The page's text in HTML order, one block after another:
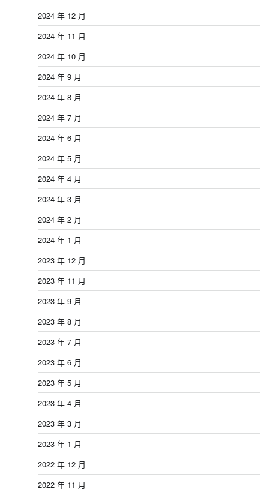
2024 年 12 月
2024 年 11 月
2024 年 10 月
2024 年 9 月
2024 年 8 月
2024 年 7 月
2024 年 6 月
2024 年 5 月
2024 年 4 月
2024 年 3 月
2024 年 2 月
2024 年 1 月
2023 年 12 月
2023 年 11 月
2023 年 9 月
2023 年 8 月
2023 年 7 月
2023 年 6 月
2023 年 5 月
2023 年 4 月
2023 年 3 月
2023 年 1 月
2022 年 12 月
2022 年 11 月